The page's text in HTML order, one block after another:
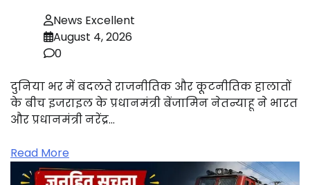
News Excellent
August 4, 2026
0
दुनिया भर में बदलते राजनीतिक और कूटनीतिक हालातों
के बीच इजराइल के प्रधानमंत्री बेंजामिन नेतन्याहू ने भारत
और प्रधानमंत्री नरेंद्र…
Read More